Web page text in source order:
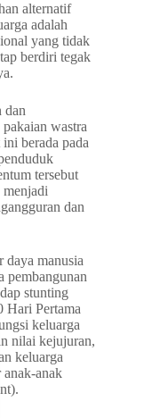
alternatif
adalah
yang tidak
berdiri tegak
dan
wastra
berada pada
tersebut
menjadi
dan
daya manusia
pembangunan
stunting
Hari Pertama
keluarga
nilai kejujuran,
keluarga
anak-anak